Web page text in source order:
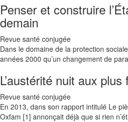
Penser et construire
demain
Revue santé conjugée
Dans le domaine de la protection
années 2000 qu’un changement de
L’austérité nuit aux plus
Revue santé conjugée
En 2013, dans son rapport intitulé Le
Oxfam [1] annonçait déjà que si rien